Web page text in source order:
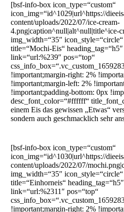
[bsf-info-box icon_type=“custom“
icon_img=“id^1029|url^https://
content/uploads/2022/07/ice-cream-
4.png|caption^null|alt^null|title^ice-
img_width=“35″
title=“Mochi-Eis“
link=“url:%239″ pos=“top“
!important;margin-right: 2%
!important;margin-left: 2%
!important;padding-bottom: 0px
desc_font_color=“#ffffff“
einem Eis das gewissen „Etwas“
sondern auch geschmacklich sehr
[bsf-info-box icon_type=“custom“
icon_img=“id^1030|url^https://
content/uploads/2022/07/
img_width=“35″
title=“Einhorneis“
link=“url:%2311″ pos=“top“
!important;margin-right: 2%